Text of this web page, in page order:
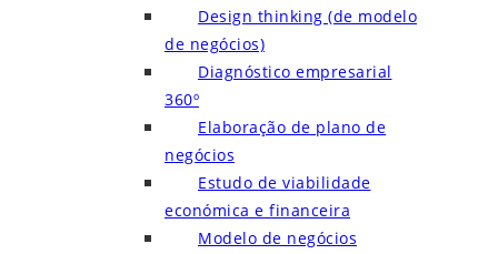
Design thinking (de modelo
de negócios)
Diagnóstico empresarial
360º
Elaboração de plano de
negócios
Estudo de viabilidade
económica e financeira
Modelo de negócios